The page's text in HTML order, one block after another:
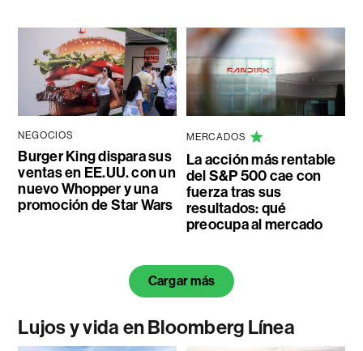
NEGOCIOS
Burger King dispara sus
ventas en EE.UU. con un
nuevo Whopper y una
promoción de Star Wars
MERCADOS
La acción más rentable
del S&P 500 cae con
fuerza tras sus
resultados: qué
preocupa al mercado
Cargar más
Lujos y vida en Bloomberg Línea